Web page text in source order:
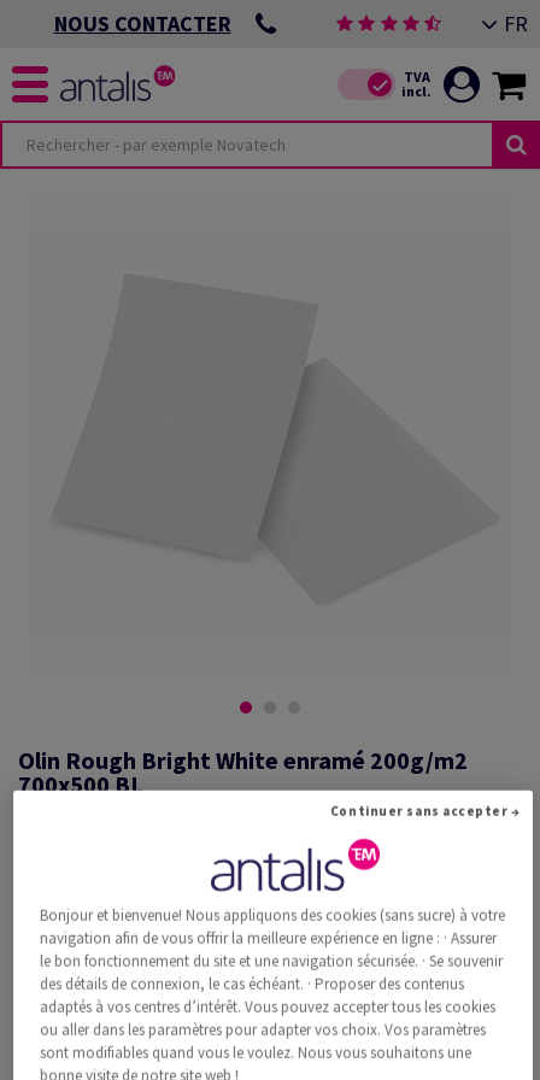
NOUS CONTACTER FR
Olin Rough Bright White enramé 200g/m2
700x500 BL
Olin, Rough, Bright White, mat, sans bois ECF, 200g/m2, 700mm x
500mm, BL, Paquet de 250 feuilles, FSC Mix Credit
Information additionnelle
Recommander ce produit
Prix catalogue TVA incl.
CHF 1'121.21 33.79% Rabais
Bonjour et bienvenue! Nous appliquons des cookies (sans sucre) à votre
navigation afin de vous offrir la meilleure expérience en ligne : · Assurer
le bon fonctionnement du site et une navigation sécurisée. · Se souvenir
des détails de connexion, le cas échéant. · Proposer des contenus
adaptés à vos centres d’intérêt. Vous pouvez accepter tous les cookies
ou aller dans les paramètres pour adapter vos choix. Vos paramètres
sont modifiables quand vous le voulez. Nous vous souhaitons une
bonne visite de notre site web !
Continuer sans accepter →